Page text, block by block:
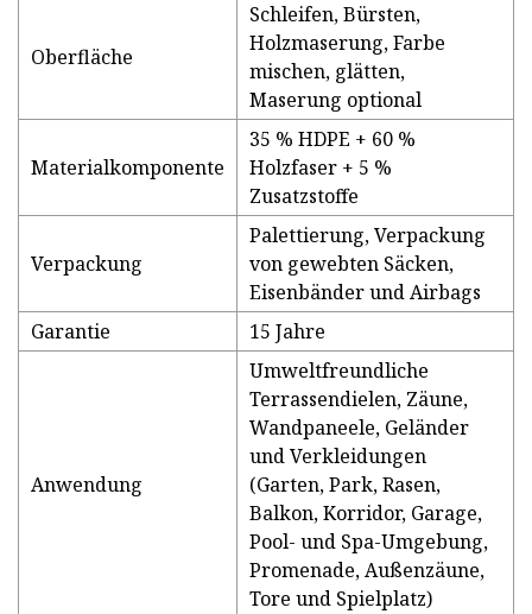
Oberfläche
Schleifen, Bürsten,
Holzmaserung, Farbe
mischen, glätten,
Maserung optional
Materialkomponente
35 % HDPE + 60 %
Holzfaser + 5 %
Zusatzstoffe
Verpackung
Palettierung, Verpackung
von gewebten Säcken,
Eisenbänder und Airbags
Garantie
15 Jahre
Anwendung
Umweltfreundliche
Terrassendielen, Zäune,
Wandpaneele, Geländer
und Verkleidungen
(Garten, Park, Rasen,
Balkon, Korridor, Garage,
Pool- und Spa-Umgebung,
Promenade, Außenzäune,
Tore und Spielplatz)